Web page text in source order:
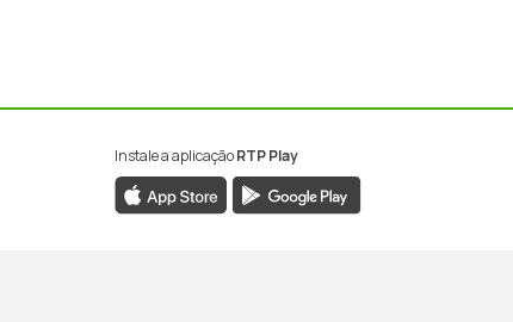
Instale a aplicaçãoRTP Play